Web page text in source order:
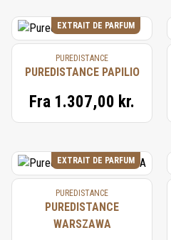
EXTRAIT DE PARFUM
PUREDISTANCE
PUREDISTANCE PAPILIO
Fra 1.307,00 kr.
EXTRAIT DE PARFUM
PUREDISTANCE
PUREDISTANCE
WARSZAWA